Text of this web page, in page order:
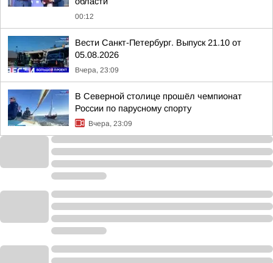
00:12
Вести Санкт-Петербург. Выпуск 21.10 от
05.08.2026
Вчера, 23:09
В Северной столице прошёл чемпионат
России по парусному спорту
Вчера, 23:09